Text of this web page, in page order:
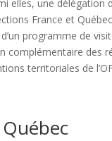
elles, une délégation
France et
programme de
complémentaire des
territoriales de